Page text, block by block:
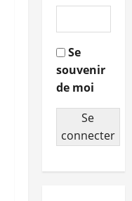
Se
souvenir
de moi
Se
connecter